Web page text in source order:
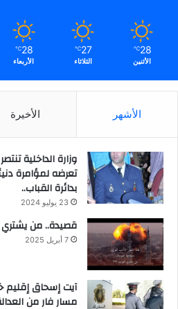
28
℃
الأثنين
27
℃
الثلاثاء
28
℃
الأربعاء
الأشهر الأخيرة
وزارة الداخلية
تعرضه لمؤامرة
بدائرة القباب..
23 يوليو 2024
قصيدة.. من
7 أبريل 2025
آيت إسحاق إقليم
مسار فار من